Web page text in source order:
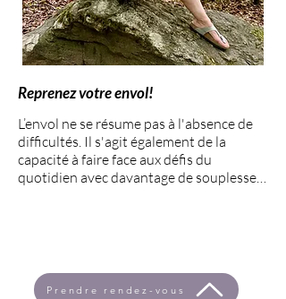
Reprenez votre envol!
L’envol ne se résume pas à l'absence de
difficultés. Il s'agit également de la
capacité à faire face aux défis du
quotidien avec davantage de souplesse,
•mieux gérer leur stress et leurs
Prendre rendez-vous